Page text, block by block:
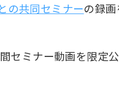
の共同セミナーの録
セミナー動画を限定